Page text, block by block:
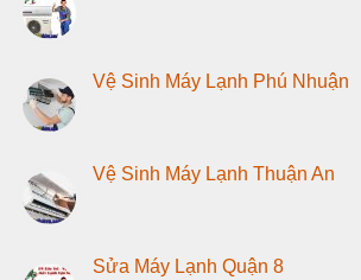
Vệ Sinh Máy Lạnh Phú Nhuận
Vệ Sinh Máy Lạnh Thuận An
Sửa Máy Lạnh Quận 8